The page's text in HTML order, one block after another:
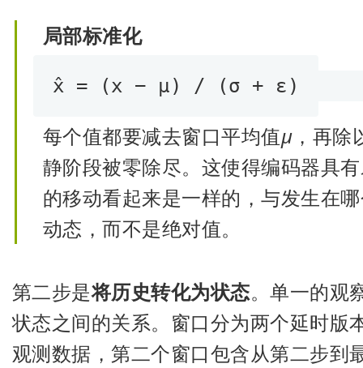
局部标准化
x̂ = (x − μ) / (σ + ε)
每个值都要减去窗口平均值μ ，再
静阶段被零除尽。这使得编码器具有
的移动看起来是一样的，与发生在
动态，而不是绝对值。
第二步是将历史转化为状态。单一的观
状态之间的关系。窗口分为两个延时版
观测数据，第二个窗口包含从第二步到